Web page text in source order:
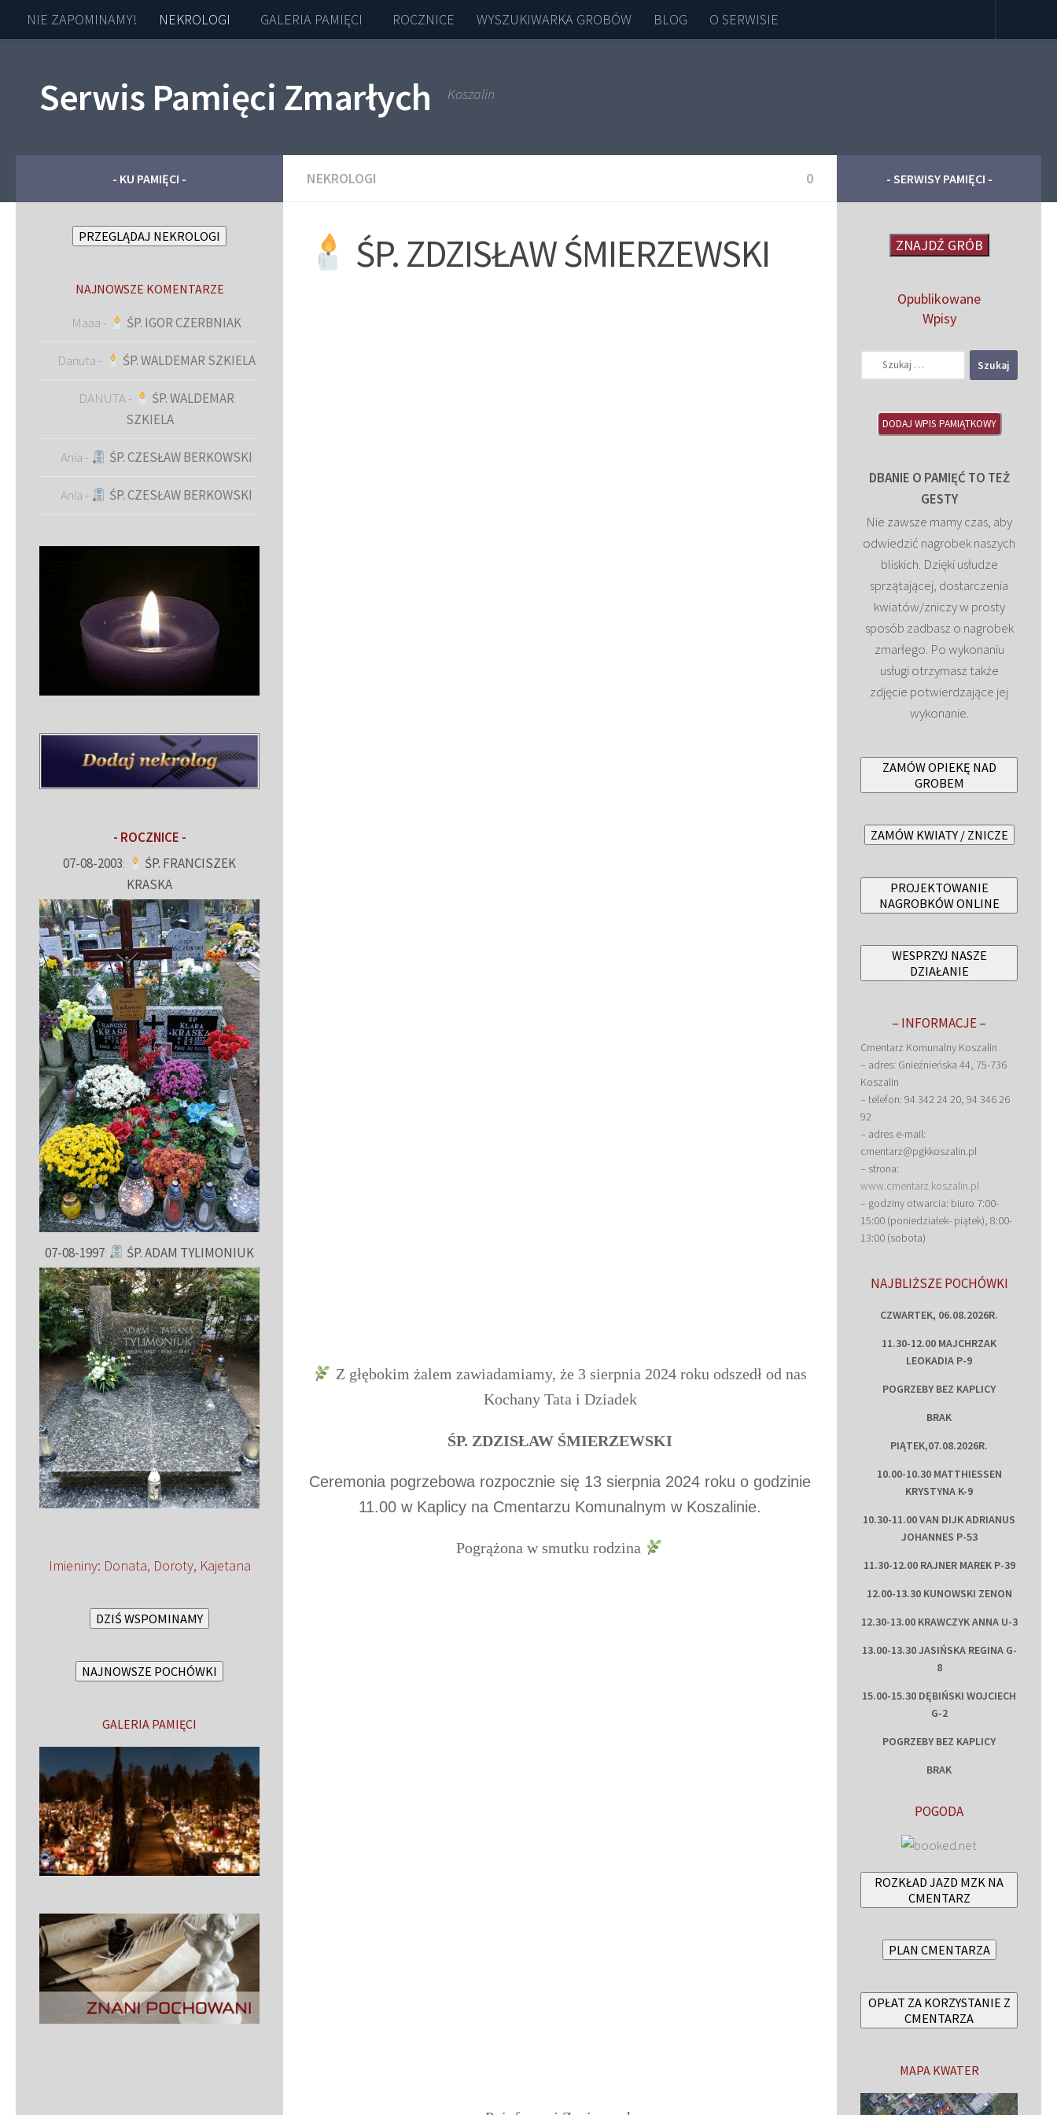
Skip to content
NIE ZAPOMINAMY! NEKROLOGI GALERIA PAMIĘCI ROCZNICE WYSZUKIWARKA GROBÓW BLOG O SERWISIE
Serwis Pamięci Zmarłych Koszalin
NEKROLOGI 0
ŚP. ZDZISŁAW ŚMIERZEWSKI
Z głębokim żalem zawiadamiamy, że 3 sierpnia 2024 roku odszedł od nas
Kochany Tata i Dziadek
ŚP. ZDZISŁAW ŚMIERZEWSKI
Ceremonia pogrzebowa rozpocznie się 13 sierpnia 2024 roku o godzinie
11.00 w Kaplicy na Cmentarzu Komunalnym w Koszalinie.
Pogrążona w smutku rodzina
- KU PAMIĘCI -
PRZEGLĄDAJ NEKROLOGI
NAJNOWSZE KOMENTARZE
Maaa - ŚP. IGOR CZERBNIAK
Danuta - ŚP. WALDEMAR SZKIELA
DANUTA-
ŚP. WALDEMAR
SZKIELA
Ania - ŚP. CZESŁAW BERKOWSKI
Ania - ŚP. CZESŁAW BERKOWSKI
- ROCZNICE -
07-08-2003:
ŚP. FRANCISZEK
KRASKA
07-08-1997: ŚP. ADAM TYLIMONIUK
Imieniny: Donata, Doroty, Kajetana
DZIŚ WSPOMINAMY
NAJNOWSZE POCHÓWKI
GALERIA PAMIĘCI
- SERWISY PAMIĘCI -
ZNAJDŹ GRÓB
Opublikowane
Wpisy
DODAJ WPIS PAMIĄTKOWY
DBANIE O PAMIĘĆ TO TEŻ
GESTY
Nie zawsze mamy czas, aby
odwiedzić nagrobek naszych
bliskich. Dzięki usłudze
sprzątającej, dostarczenia
kwiatów/zniczy w prosty
sposób zadbasz o nagrobek
zmarłego. Po wykonaniu
usługi otrzymasz także
zdjęcie potwierdzające jej
wykonanie.
ZAMÓW OPIEKĘ NAD
GROBEM
ZAMÓW KWIATY / ZNICZE
PROJEKTOWANIE
NAGROBKÓW ONLINE
WESPRZYJ NASZE
DZIAŁANIE
– INFORMACJE –
Cmentarz Komunalny Koszalin
– adres: Gnieźnieńska 44, 75-736
Koszalin
– telefon: 94 342 24 20, 94 346 26
92
– adres e-mail:
cmentarz@pgkkoszalin.pl
– strona:
www.cmentarz.koszalin.pl
– godziny otwarcia: biuro 7:00-
15:00 (poniedziałek- piątek), 8:00-
13:00 (sobota)
NAJBLIŻSZE POCHÓWKI
CZWARTEK, 06.08.2026R.
11.30-12.00 MAJCHRZAK
LEOKADIA P-9
POGRZEBY BEZ KAPLICY
BRAK
PIĄTEK,07.08.2026R.
10.00-10.30 MATTHIESSEN
KRYSTYNA K-9
10.30-11.00 VAN DIJK ADRIANUS
JOHANNES P-53
11.30-12.00 RAJNER MAREK P-39
12.00-13.30 KUNOWSKI ZENON
12.30-13.00 KRAWCZYK ANNA U-3
13.00-13.30 JASIŃSKA REGINA G-
8
15.00-15.30 DĘBIŃSKI WOJCIECH
G-2
POGRZEBY BEZ KAPLICY
BRAK
POGODA
ROZKŁAD JAZD MZK NA
CMENTARZ
PLAN CMENTARZA
OPŁAT ZA KORZYSTANIE Z
CMENTARZA
MAPA KWATER